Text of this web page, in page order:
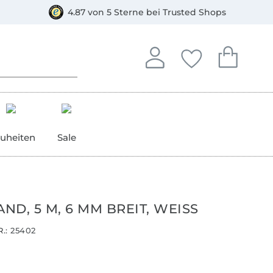
4.87 von 5 Sterne bei Trusted Shops
Anmelden
In deinem Konto
Deine
Du hast keine
Dein
Du hast
Sale
5 M, 6 MM BREIT, WEISS
25402